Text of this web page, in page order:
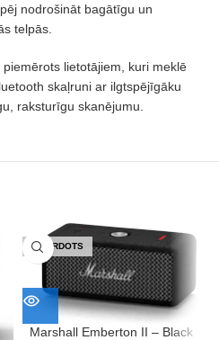
nodrošināt bagātīgu un
telpās.
lietotājiem, kuri meklē
skaļruni ar ilgtspējīgāku
raksturīgu skanējumu.
IZPĀRDOTS
Marshall Emberton II – Black